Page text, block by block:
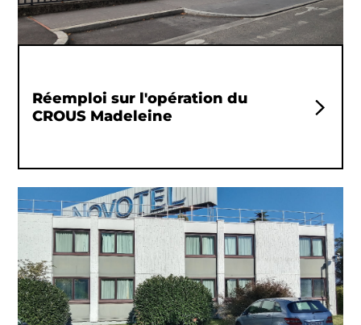
Réemploi sur l'opération du
CROUS Madeleine